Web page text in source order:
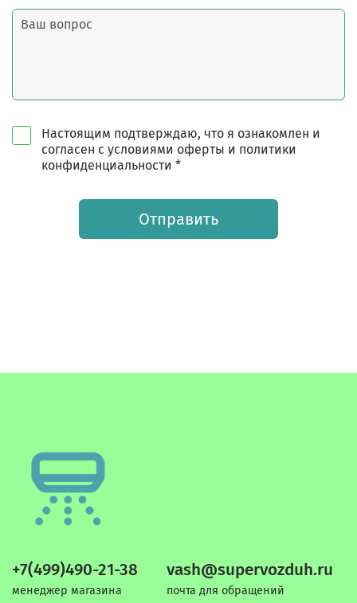
Настоящим подтверждаю, что я ознакомлен и
согласен с условиями оферты и политики
конфиденциальности *
Отправить
+7(499)490-21-38
менеджер магазина
vash@supervozduh.ru
почта для обращений